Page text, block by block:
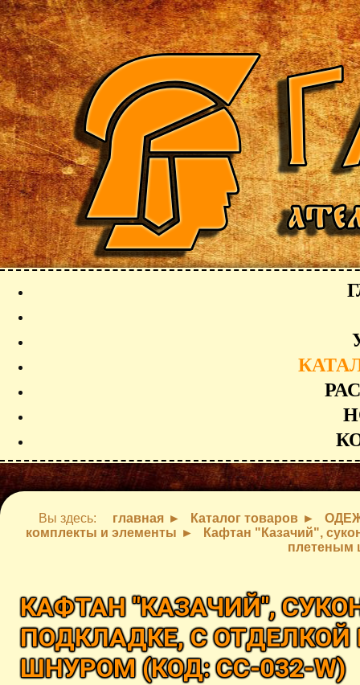
Вы здесь: главная Каталог товаров
комплекты и элементы
Кафтан "Казачий",
плетеным
КАФТАН "КАЗАЧИЙ",
ПОДКЛАДКЕ, С
ШНУРОМ(КОД:CC-032-W)